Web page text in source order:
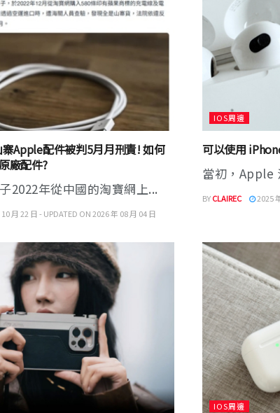
Apple配件被判5月月刑責! 如何
廠配件?
2022年從中國的淘寶網上...
月 22 日 - UPDATED ON 2026 年 08 月 04 日
IOS周邊
可以使用
當初，Apple
BYCLAIREC 2025
IOS周邊